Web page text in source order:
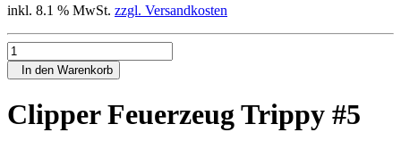
inkl. 8.1 % MwSt. zzgl. Versandkosten
In den Warenkorb
Clipper Feuerzeug Trippy #5